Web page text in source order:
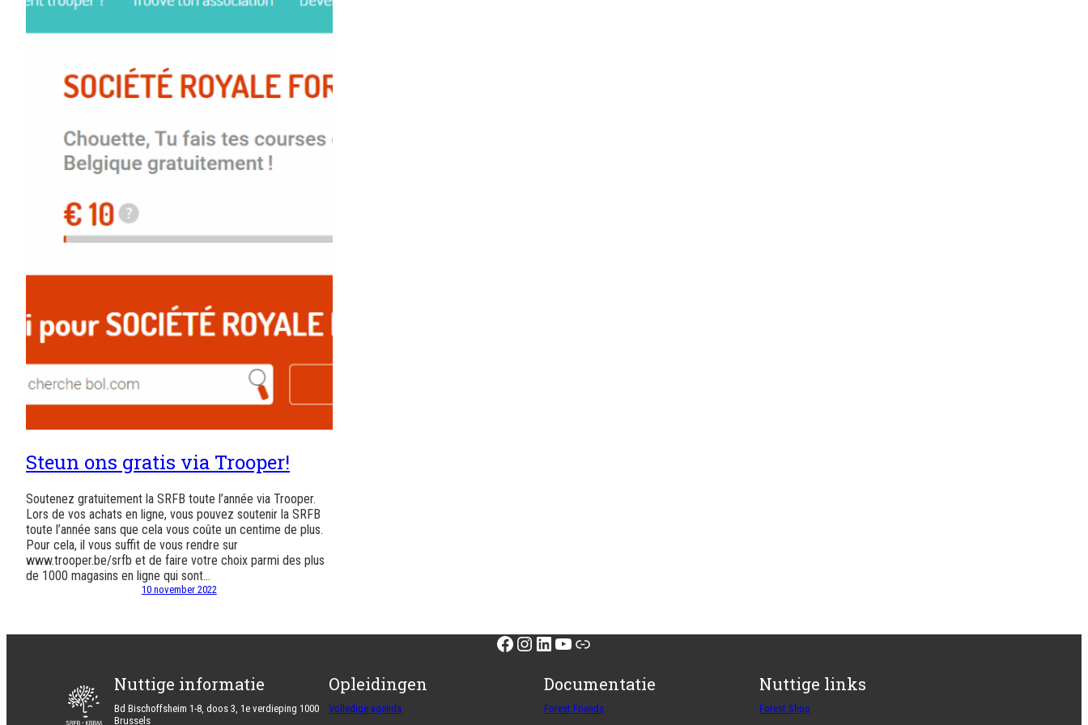
Steun ons gratis via Trooper!
Soutenez gratuitement la SRFB toute l’année via Trooper.
Lors de vos achats en ligne, vous pouvez soutenir la SRFB
toute l’année sans que cela vous coûte un centime de plus.
Pour cela, il vous suffit de vous rendre sur
www.trooper.be/srfb et de faire votre choix parmi des plus
de 1000 magasins en ligne qui sont…
10 november 2022
Facebook
Instagram
LinkedIn
YouTube
Link
Nuttige informatie
Bd Bischoffsheim 1-8, doos 3, 1e verdieping 1000
Brussels
Opleidingen
Volledige agenda
Documentatie
Forest Friends
Nuttige links
Forest Shop